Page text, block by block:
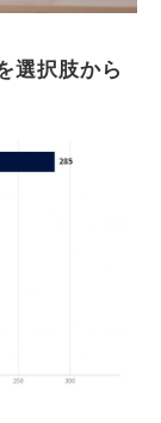
選択肢から